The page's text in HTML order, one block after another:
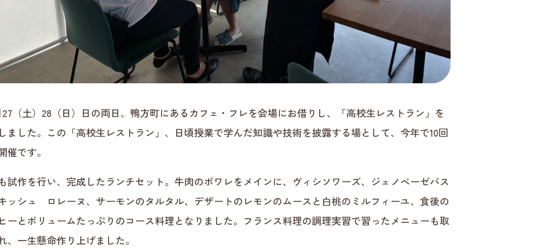
（土）28（日）日の両日、鴨方町にあるカフェ・フレを会場にお借りし、「高校生レストラン」を
ました。この「高校生レストラン」、日頃授業で学んだ知識や技術を披露する場として、今年で10回
催です。
試作を行い、完成したランチセット。牛肉のポワレをメインに、ヴィシソワーズ、ジェノベーゼパス
ッシュ ロレーヌ、サーモンのタルタル、デザートのレモンのムースと白桃のミルフィーユ、食後の
ーとボリュームたっぷりのコース料理となりました。フランス料理の調理実習で習ったメニューも取
、一生懸命作り上げました。